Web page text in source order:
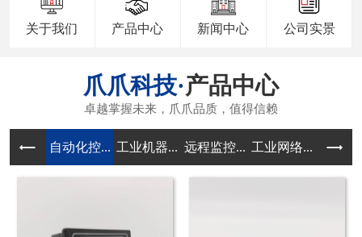
关于我们 产品中心 新闻中心 公司实景
产品中心
自动化控... 工业机器... 远程监控... 工业网络... 传感